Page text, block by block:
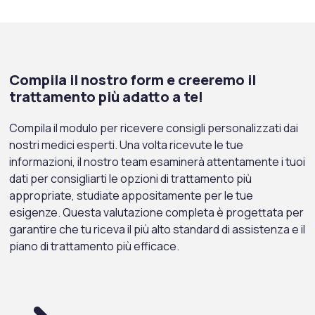
Compila il nostro form e creeremo il
trattamento più adatto a te!
Compila il modulo per ricevere consigli personalizzati dai
nostri medici esperti. Una volta ricevute le tue
informazioni, il nostro team esaminerà attentamente i tuoi
dati per consigliarti le opzioni di trattamento più
appropriate, studiate appositamente per le tue
esigenze. Questa valutazione completa è progettata per
garantire che tu riceva il più alto standard di assistenza e il
piano di trattamento più efficace.